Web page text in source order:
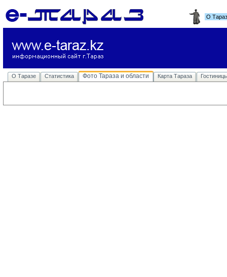
О
О Таразе Статистика Фото Тараза и области Карта Тараза